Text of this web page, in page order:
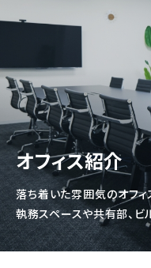
オフィス紹介
落ち着いた雰囲気のオフィ
執務スペースや共有部、ビ